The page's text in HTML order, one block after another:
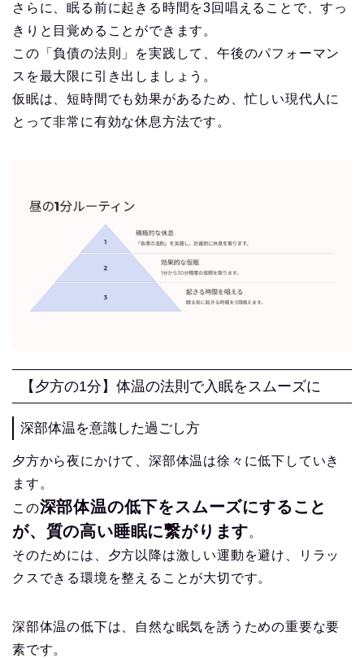
さらに、眠る前に起きる時間を3回唱えることで、すっ
きりと目覚めることができます。
この「負債の法則」を実践して、午後のパフォーマン
スを最大限に引き出しましょう。
仮眠は、短時間でも効果があるため、忙しい現代人に
とって非常に有効な休息方法です。
【夕方の1分】体温の法則で入眠をスムーズに
深部体温を意識した過ごし方
夕方から夜にかけて、深部体温は徐々に低下していき
ます。
この深部体温の低下をスムーズにすること
が、質の高い睡眠に繋がります。
そのためには、夕方以降は激しい運動を避け、リラッ
クスできる環境を整えることが大切です。
深部体温の低下は、自然な眠気を誘うための重要な要
素です。